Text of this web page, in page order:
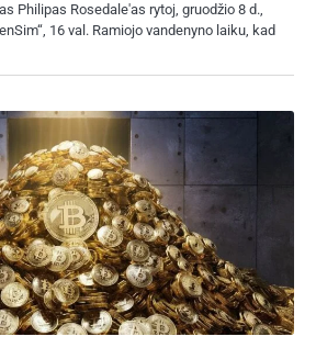
Philipas Rosedale'as rytoj, gruodžio 8 d.,
16 val. Ramiojo vandenyno laiku, kad